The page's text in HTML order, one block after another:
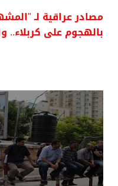
مصادر عراقية لـ
بالهجوم على كربلاء..